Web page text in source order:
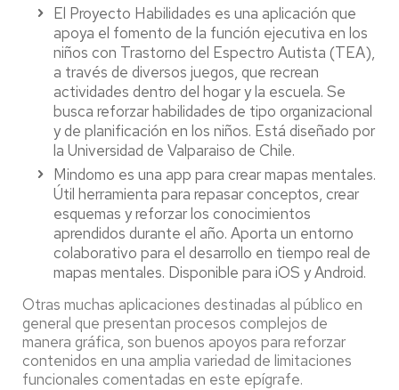
El Proyecto Habilidades es una aplicación que
apoya el fomento de la función ejecutiva en los
niños con Trastorno del Espectro Autista (TEA),
a través de diversos juegos, que recrean
actividades dentro del hogar y la escuela. Se
busca reforzar habilidades de tipo organizacional
y de planificación en los niños. Está diseñado por
la Universidad de Valparaiso de Chile.
Mindomo es una app para crear mapas mentales.
Útil herramienta para repasar conceptos, crear
esquemas y reforzar los conocimientos
aprendidos durante el año. Aporta un entorno
colaborativo para el desarrollo en tiempo real de
mapas mentales. Disponible para iOS y Android.
Otras muchas aplicaciones destinadas al público en
general que presentan procesos complejos de
manera gráfica, son buenos apoyos para reforzar
contenidos en una amplia variedad de limitaciones
funcionales comentadas en este epígrafe.